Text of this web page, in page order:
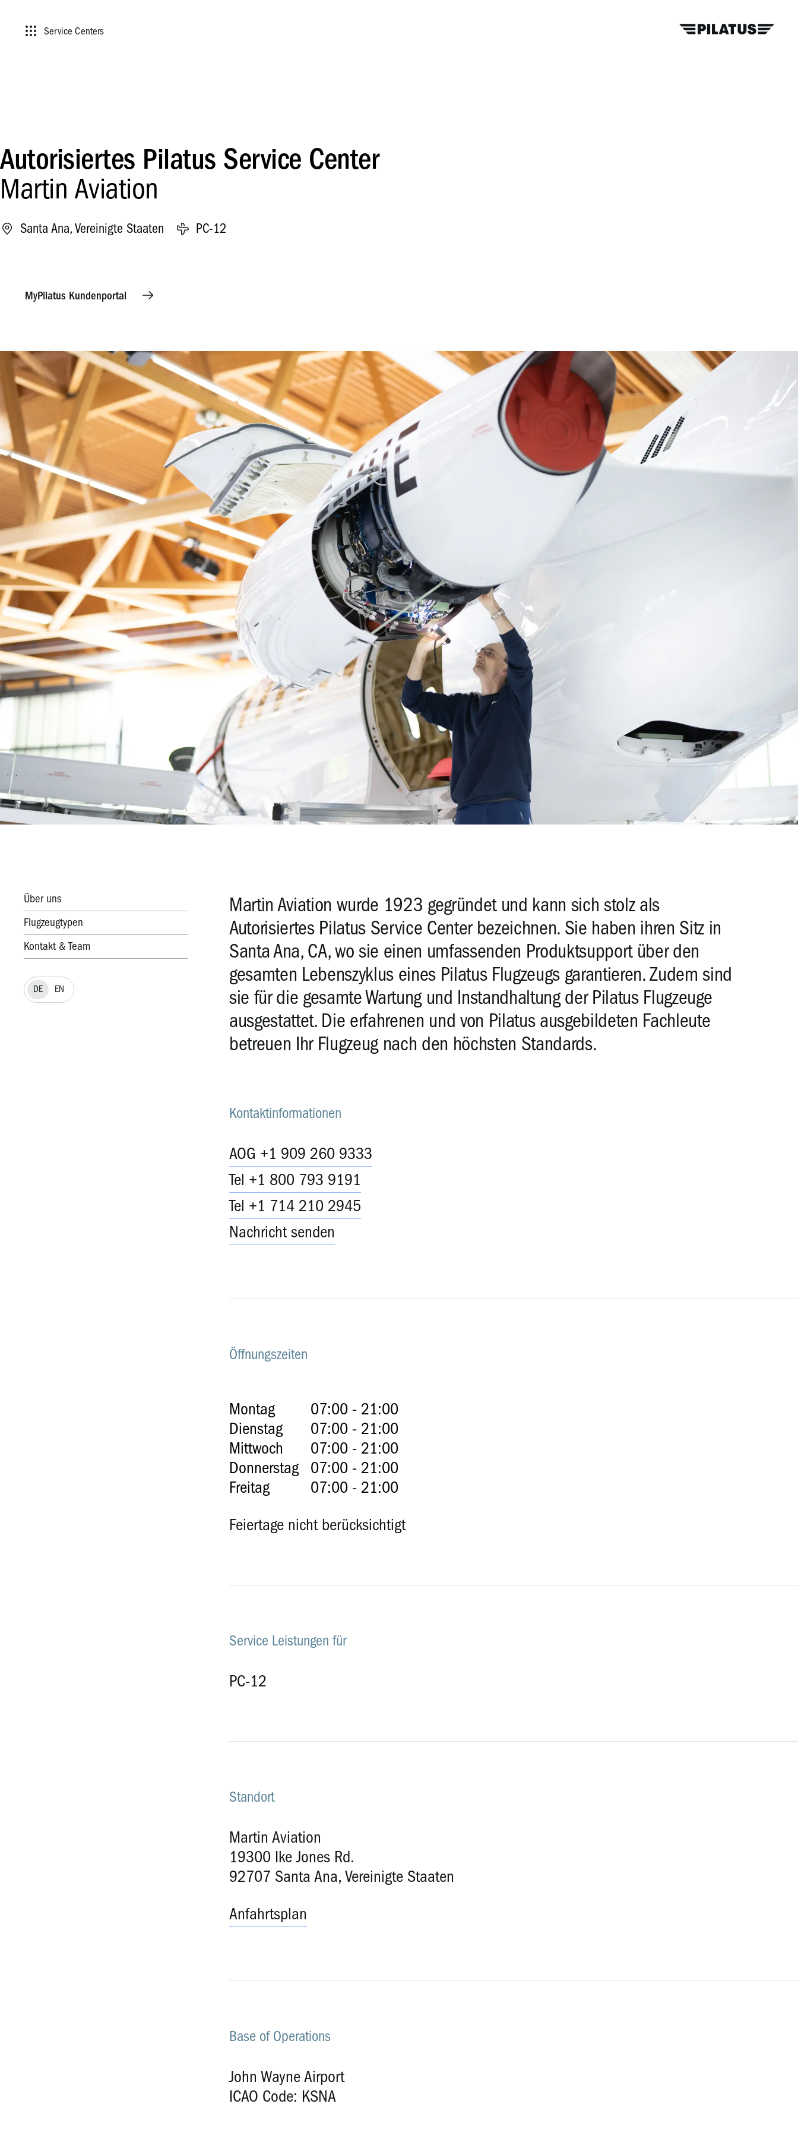
Service Centers
Autorisiertes Pilatus Service Center
Martin Aviation
Santa Ana, Vereinigte Staaten PC-12
MyPilatus Kundenportal
Über uns
Flugzeugtypen
Kontakt & Team
DE EN
Martin Aviation wurde 1923 gegründet und kann sich stolz als
Autorisiertes Pilatus Service Center bezeichnen. Sie haben ihren Sitz in
Santa Ana, CA, wo sie einen umfassenden Produktsupport über den
gesamten Lebenszyklus eines Pilatus Flugzeugs garantieren. Zudem sind
sie für die gesamte Wartung und Instandhaltung der Pilatus Flugzeuge
ausgestattet. Die erfahrenen und von Pilatus ausgebildeten Fachleute
betreuen Ihr Flugzeug nach den höchsten Standards.
Kontaktinformationen
AOG +1 909 260 9333
Tel +1 800 793 9191
Tel +1 714 210 2945
Nachricht senden
Öffnungszeiten
Montag
07:00 - 21:00
Dienstag
07:00 - 21:00
Mittwoch
07:00 - 21:00
Donnerstag
07:00 - 21:00
Freitag
07:00 - 21:00
Feiertage nicht berücksichtigt
Service Leistungen für
PC-12
Standort
Martin Aviation
19300 Ike Jones Rd.
92707 Santa Ana, Vereinigte Staaten
Anfahrtsplan
Base of Operations
John Wayne Airport
ICAO Code: KSNA